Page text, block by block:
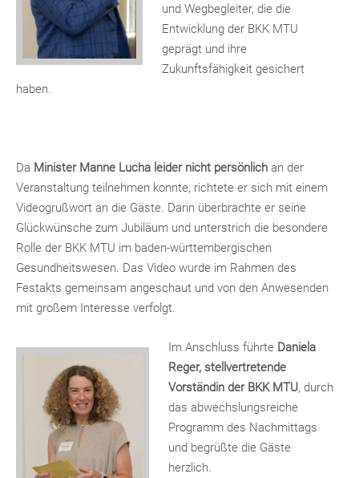
und Wegbegleiter, die die
Entwicklung der BKK MTU
geprägt und ihre
Zukunftsfähigkeit gesichert
haben.
Da Minister Manne Lucha leider nicht persönlich an der
Veranstaltung teilnehmen konnte, richtete er sich mit einem
Videogrußwort an die Gäste. Darin überbrachte er seine
Glückwünsche zum Jubiläum und unterstrich die besondere
Rolle der BKK MTU im baden-württembergischen
Gesundheitswesen. Das Video wurde im Rahmen des
Festakts gemeinsam angeschaut und von den Anwesenden
mit großem Interesse verfolgt.
Im Anschluss führte Daniela
Reger, stellvertretende
Vorständin der BKK MTU, durch
das abwechslungsreiche
Programm des Nachmittags
und begrüßte die Gäste
herzlich.